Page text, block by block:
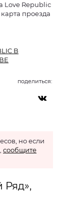
Love Republic
проезда
В
поделиться:
но если
сообщите
Ряд»,